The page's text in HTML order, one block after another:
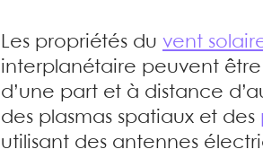
Les propriétés du vent
interplanétaire peuvent
d’une part et à distance
des plasmas spatiaux et des
utilisant des antennes